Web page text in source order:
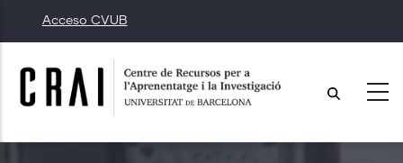
al
contenido
principal
Acceso CVUB